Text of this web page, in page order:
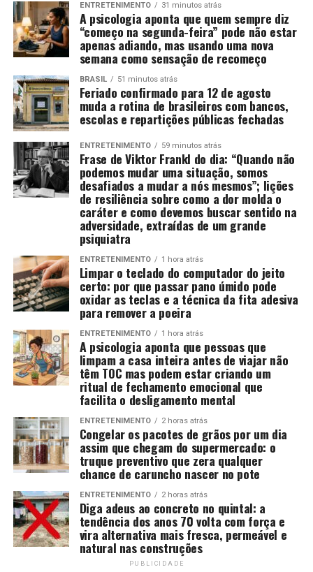
ENTRETENIMENTO 31 minutos atrás
A psicologia aponta que quem sempre diz
“começo na segunda-feira” pode não estar
apenas adiando, mas usando uma nova
semana como sensação de recomeço
BRASIL 51 minutos atrás
Feriado confirmado para 12 de agosto
muda a rotina de brasileiros com bancos,
escolas e repartições públicas fechadas
ENTRETENIMENTO 59 minutos atrás
Frase de Viktor Frankl do dia: “Quando não
podemos mudar uma situação, somos
desafiados a mudar a nós mesmos”; lições
de resiliência sobre como a dor molda o
caráter e como devemos buscar sentido na
adversidade, extraídas de um grande
psiquiatra
ENTRETENIMENTO 1 hora atrás
Limpar o teclado do computador do jeito
certo: por que passar pano úmido pode
oxidar as teclas e a técnica da fita adesiva
para remover a poeira
ENTRETENIMENTO 1 hora atrás
A psicologia aponta que pessoas que
limpam a casa inteira antes de viajar não
têm TOC mas podem estar criando um
ritual de fechamento emocional que
facilita o desligamento mental
ENTRETENIMENTO 2 horas atrás
Congelar os pacotes de grãos por um dia
assim que chegam do supermercado: o
truque preventivo que zera qualquer
chance de caruncho nascer no pote
ENTRETENIMENTO 2 horas atrás
Diga adeus ao concreto no quintal: a
tendência dos anos 70 volta com força e
vira alternativa mais fresca, permeável e
natural nas construções
PUBLICIDADE